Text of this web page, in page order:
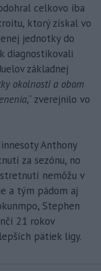
celkovo iba
ktorý získal vo
jednotky do
diagnostikovali
základnej
okolnosti a obom
,“ zverejnilo vo
Anthony
za sezónu, no
nemôžu v
a tým pádom aj
Stephen
21 rokov
pätiek ligy.